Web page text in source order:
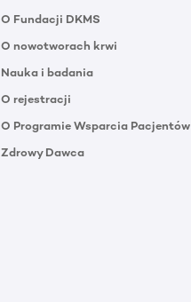
O Fundacji DKMS
O nowotworach krwi
Nauka i badania
O rejestracji
O Programie Wsparcia Pacjentów
Zdrowy Dawca